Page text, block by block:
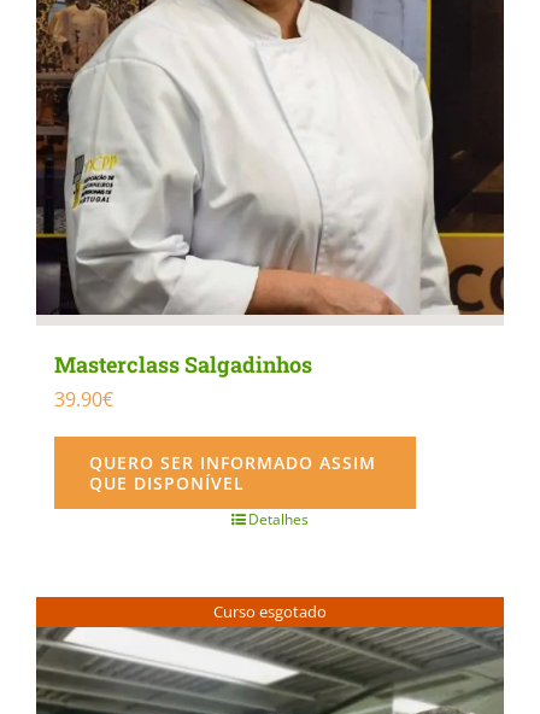
Masterclass Salgadinhos
39.90€
QUERO SER INFORMADO ASSIM
QUE DISPONÍVEL
Detalhes
Curso esgotado